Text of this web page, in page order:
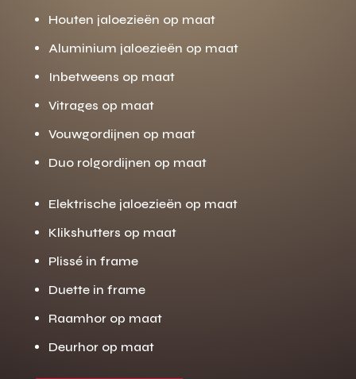
Houten jaloezieën op maat
Aluminium jaloezieën op maat
Inbetweens op maat
Vitrages op maat
Vouwgordijnen op maat
Duo rolgordijnen op maat
Elektrische jaloezieën op maat
Klikshutters op maat
Plissé in frame
Duette in frame
Raamhor op maat
Deurhor op maat